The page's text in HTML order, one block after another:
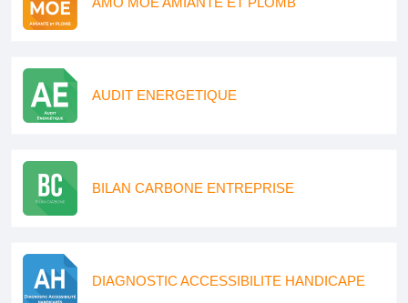
AUDIT ENERGETIQUE
BILAN CARBONE ENTREPRISE
DIAGNOSTIC ACCESSIBILITE HANDICAPE